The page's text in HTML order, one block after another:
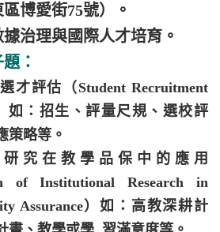
博愛街75號）。
據治理與國際人才培育。
：
才評估（Student Recruitment
如：招生、評量尺規、選校評
策略等。
究在教學品保中的應用
of Institutional Research in
Assurance）如：高教深耕計